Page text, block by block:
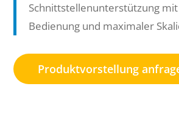
Schnittstellenunterstützung
Bedienung und maximaler
Produktvorstellung